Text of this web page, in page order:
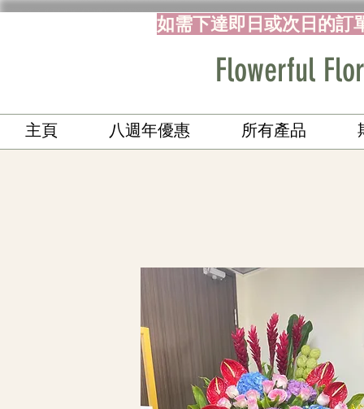
如需下達即日或次日的訂
Flowerful
主頁 八週年優惠 所有產品